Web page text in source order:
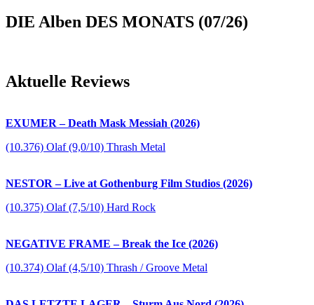
DIE Alben DES MONATS (07/26)
Aktuelle Reviews
EXUMER – Death Mask Messiah (2026)
(10.376) Olaf (9,0/10) Thrash Metal
NESTOR – Live at Gothenburg Film Studios (2026)
(10.375) Olaf (7,5/10) Hard Rock
NEGATIVE FRAME – Break the Ice (2026)
(10.374) Olaf (4,5/10) Thrash / Groove Metal